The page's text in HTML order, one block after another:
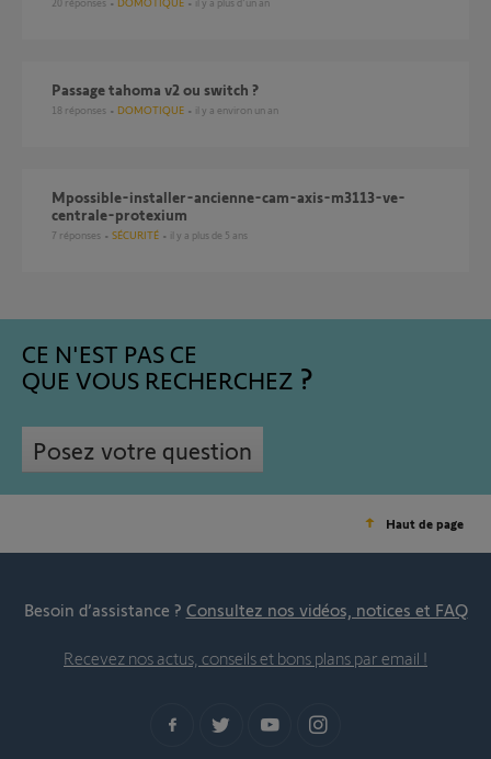
passage tahoma v2 ou switch ?
18 réponses DOMOTIQUE il y a environ un an
mpossible-installer-ancienne-cam-axis-m3113-ve-
centrale-protexium
7 réponses SÉCURITÉ il y a plus de 5 ans
CE N'EST PAS CE
QUE VOUS RECHERCHEZ
Posez votre question
Haut de page
Besoin d’assistance ? Consultez nos vidéos, notices et FAQ
Recevez nos actus, conseils et bons plans par email !